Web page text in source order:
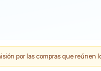
por las compras que reúnen